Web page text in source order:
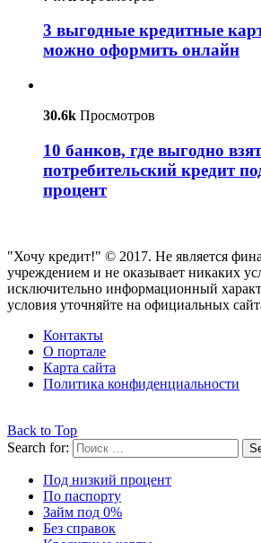
3 выгодные кредитные
можно оформить онлайн
30.6k Просмотров
10 банков, где выгодно
потребительский кредит
процент
"Хочу кредит!" © 2017. Не является
учреждением и не оказывает никаких
исключительно информационный
условия уточняйте на официальных
Контакты
О портале
Карта сайта
Политика конфиденциальности
Back to Top
Search for:
Под низкий процент
По паспорту
Займ под 0%
Без справок